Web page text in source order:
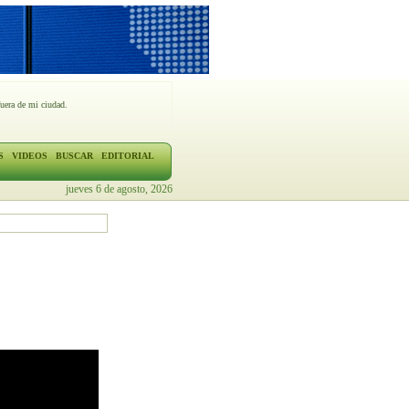
de mi ciudad.
VIDEOS BUSCAR
EDITORIAL
jueves 6 de agosto, 2026